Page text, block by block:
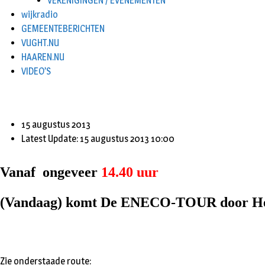
wijkradio
GEMEENTEBERICHTEN
VUGHT.NU
HAAREN.NU
VIDEO’S
15 augustus 2013
Latest Update: 15 augustus 2013 10:00
Vanaf ongeveer 14.40 uur
(Vandaag) komt De ENECO-TOUR door
Zie onderstaade route: